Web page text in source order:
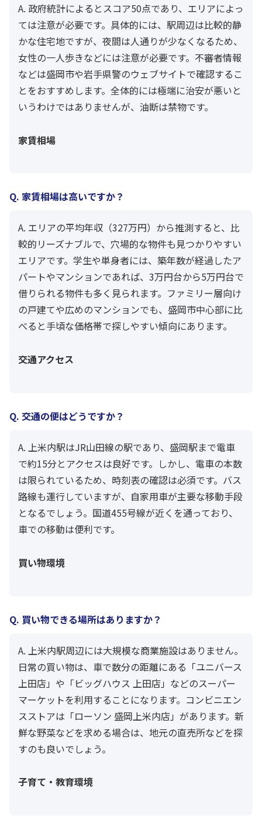
A. 政府統計によるとスコア50点であり、エリアによっ
ては注意が必要です。具体的には、駅周辺は比較的静
かな住宅地ですが、夜間は人通りが少なくなるため、
女性の一人歩きなどには注意が必要です。不審者情報
などは盛岡市や岩手県警のウェブサイトで確認するこ
とをおすすめします。全体的には極端に治安が悪いと
いうわけではありませんが、油断は禁物です。
家賃相場
Q. 家賃相場は高いですか？
A. エリアの平均年収（327万円）から推測すると、比
較的リーズナブルで、穴場的な物件も見つかりやすい
エリアです。学生や単身者には、築年数が経過したア
パートやマンションであれば、3万円台から5万円台で
借りられる物件も多く見られます。ファミリー層向け
の戸建てや広めのマンションでも、盛岡市中心部に比
べると手頃な価格帯で探しやすい傾向にあります。
交通アクセス
Q. 交通の便はどうですか？
A. 上米内駅はJR山田線の駅であり、盛岡駅まで電車
で約15分とアクセスは良好です。しかし、電車の本数
は限られているため、時刻表の確認は必須です。バス
路線も運行していますが、自家用車が主要な移動手段
となるでしょう。国道455号線が近くを通っており、
車での移動は便利です。
買い物環境
Q. 買い物できる場所はありますか？
A. 上米内駅周辺には大規模な商業施設はありません。
日常の買い物は、車で数分の距離にある「ユニバース
上田店」や「ビッグハウス 上田店」などのスーパー
マーケットを利用することになります。コンビニエン
スストアは「ローソン 盛岡上米内店」があります。新
鮮な野菜などを求める場合は、地元の直売所などを探
すのも良いでしょう。
子育て・教育環境